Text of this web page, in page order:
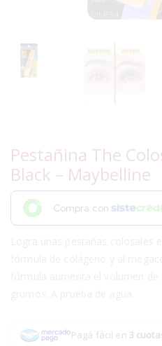
Pestañina The
Black – Maybelline
Compra con
Pagá fácil en 3